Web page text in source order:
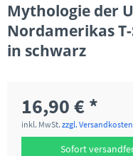
Mythologie der
Nordamerikas
in schwarz
16,90 € *
inkl. MwSt. zzgl. Versandkosten
Sofort